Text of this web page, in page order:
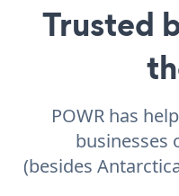
Trusted
POWR has
businesses
(besides